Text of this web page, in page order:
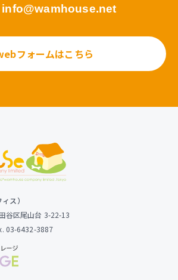
info@wamhouse.net
フォームはこちら
ス）
谷区尾山台 3-22-13
03-6432-3887